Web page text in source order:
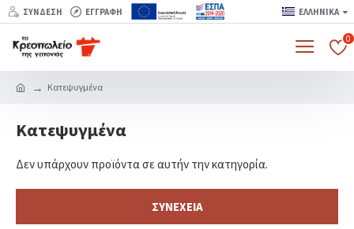
ΣΎΝΔΕΣΗ ΕΓΓΡΑΦΉ ΕΛΛΗΝΙΚΆ
0
Κατεψυγμένα
Κατεψυγμένα
Δεν υπάρχουν προϊόντα σε αυτήν την κατηγορία.
ΣΥΝΈΧΕΙΑ